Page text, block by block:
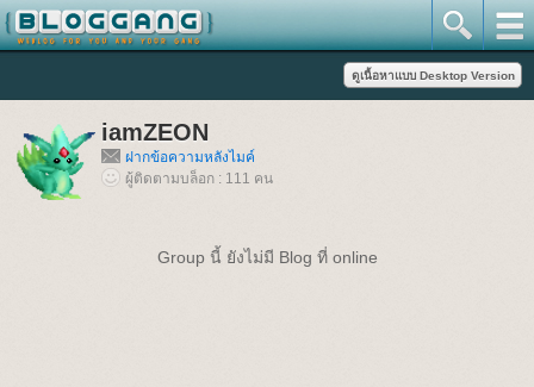
iamZEON
ฝากข้อความหลังไมค์
ผู้ติดตามบล็อก : 111 คน
Group นี้ ยังไม่มี Blog ที่ online